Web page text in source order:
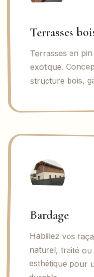
Terrasses
Terrasses en
exotique.
structure bois,
Bardage
Habillez vos
naturel, traité
esthétique